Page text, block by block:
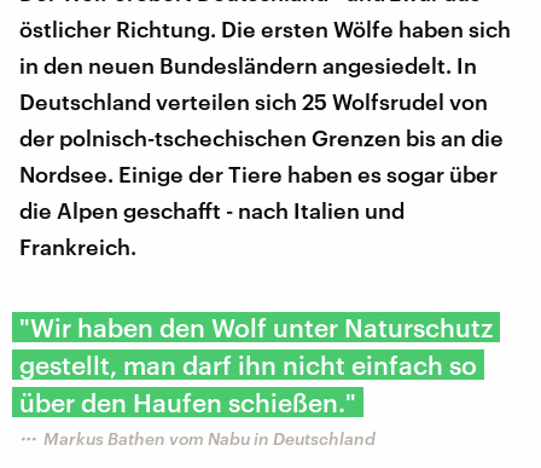
östlicher Richtung. Die ersten Wölfe haben sich
in den neuen Bundesländern angesiedelt. In
Deutschland verteilen sich 25 Wolfsrudel von
der polnisch-tschechischen Grenzen bis an die
Nordsee. Einige der Tiere haben es sogar über
die Alpen geschafft - nach Italien und
Frankreich.
"Wir haben den Wolf unter Naturschutz
gestellt, man darf ihn nicht einfach so
über den Haufen schießen."
Markus Bathen vom Nabu in Deutschland